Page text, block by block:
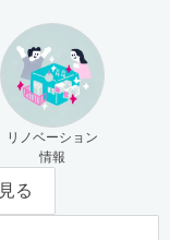
リノベーション
情報
る